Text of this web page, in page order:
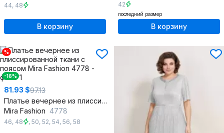
44, 48
В корзину
42
последний размер
В корзину
%
-16%
81.93 $97.13
Платье вечернее из плиссированной ткани с поясом
Mira Fashion 4778
46, 48 , 50, 52, 54, 56, 58